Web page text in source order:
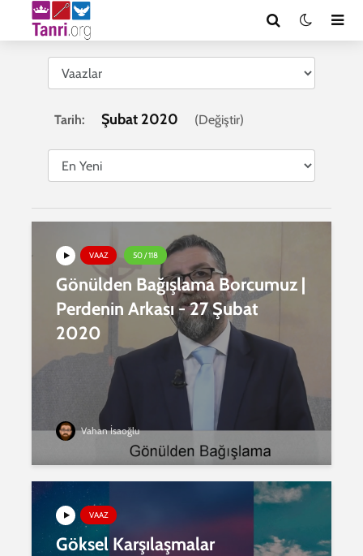
Tarih: Şubat 2020 (Değiştir)
VAAZ 50 / 118
Gönülden Bağışlama Borcumuz |
Perdenin Arkası - 27 Şubat
2020
Vahan İsaoğlu
VAAZ
Göksel Karşılaşmalar